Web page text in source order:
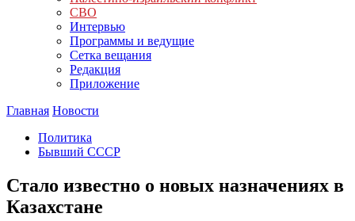
СВО
Интервью
Программы и ведущие
Сетка вещания
Редакция
Приложение
Главная Новости
Политика
Бывший СССР
Стало известно о новых назначениях в
Казахстане